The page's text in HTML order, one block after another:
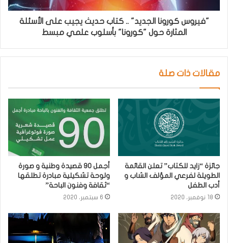
"فيروس كورونا الجديد" .. كتاب حديث يجيب على الأسئلة
المثارة حول "كورونا" بأسلوب علمي مبسط
مقالات ذات صلة
جائزة “زايد للكتاب” تعلن القائمة
الطويلة لفرعي المؤلف الشاب و
أدب الطفل
18 نوفمبر، 2020
أجمل 90 قصيدة وطنية و صورة
ولوحة تشكيلية مبادرة تطلقها
“ثقافة وفنون الباحة”
6 سبتمبر، 2020